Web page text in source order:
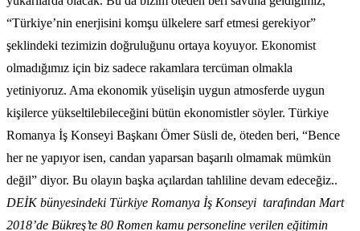
“Türkiye’nin enerjisini komşu ülkelere sarf etmesi gerekiyor”
şeklindeki tezimizin doğruluğunu ortaya koyuyor. Ekonomist
olmadığımız için biz sadece rakamlara tercüman olmakla
yetiniyoruz. Ama ekonomik yüselişin uygun atmosferde uygun
kişilerce yükseltilebileceğini bütün ekonomistler söyler. Türkiye
Romanya İş Konseyi Başkanı Ömer Süsli de, öteden beri, “Bence
her ne yapıyor isen, candan yaparsan başarılı olmamak mümkün
değil” diyor. Bu olayın başka açılardan tahliline devam edeceğiz..
DEİK bünyesindeki Türkiye Romanya İş Konseyi tarafından Mart
2018’de Bükreş’te 80 Romen kamu personeline verilen eğitimin